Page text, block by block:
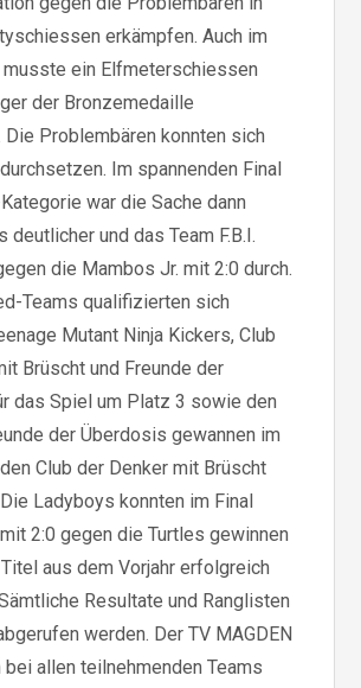
erkämpfen. Auch im
musste ein Elfmeterschiessen
der Bronzemedaille
Die Problembären konnten sich
Im spannenden Final
war die Sache dann
deutlicher und das Team F.B.I.
die Mambos Jr. mit 2:0 durch.
Teams qualifizierten sich
Mutant Ninja Kickers, Club
Brüscht und Freunde der
das Spiel um Platz 3 sowie den
der Überdosis gewannen im
Club der Denker mit Brüscht
Ladyboys konnten im Final
2:0 gegen die Turtles gewinnen
aus dem Vorjahr erfolgreich
Resultate und Ranglisten
werden. Der TV MAGDEN
allen teilnehmenden Teams